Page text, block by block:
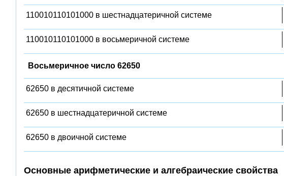
110010110101000 в шестнадцатеричной системе
110010110101000 в восьмеричной системе
Восьмеричное число 62650
62650 в десятичной системе
62650 в шестнадцатеричной системе
62650 в двоичной системе
Основные арифметические и алгебраические свойства